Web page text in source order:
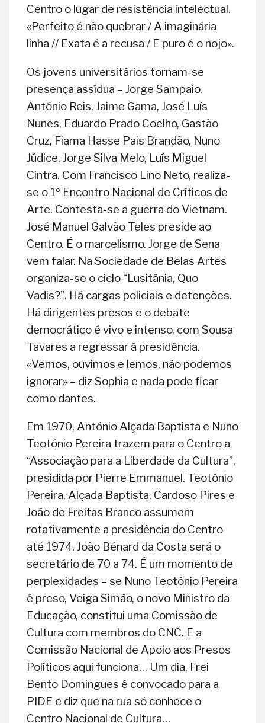
Centro o lugar de resistência intelectual.
«Perfeito é não quebrar / A imaginária
linha // Exata é a recusa / E puro é o nojo».
Os jovens universitários tornam-se
presença assídua – Jorge Sampaio,
António Reis, Jaime Gama, José Luís
Nunes, Eduardo Prado Coelho, Gastão
Cruz, Fiama Hasse Pais Brandão, Nuno
Júdice, Jorge Silva Melo, Luís Miguel
Cintra. Com Francisco Lino Neto, realiza-
se o 1º Encontro Nacional de Críticos de
Arte. Contesta-se a guerra do Vietnam.
José Manuel Galvão Teles preside ao
Centro. É o marcelismo. Jorge de Sena
vem falar. Na Sociedade de Belas Artes
organiza-se o ciclo “Lusitânia, Quo
Vadis?”. Há cargas policiais e detenções.
Há dirigentes presos e o debate
democrático é vivo e intenso, com Sousa
Tavares a regressar à presidência.
«Vemos, ouvimos e lemos, não podemos
ignorar» – diz Sophia e nada pode ficar
como dantes.
Em 1970, António Alçada Baptista e Nuno
Teotónio Pereira trazem para o Centro a
“Associação para a Liberdade da Cultura”,
presidida por Pierre Emmanuel. Teotónio
Pereira, Alçada Baptista, Cardoso Pires e
João de Freitas Branco assumem
rotativamente a presidência do Centro
até 1974. João Bénard da Costa será o
secretário de 70 a 74. É um momento de
perplexidades – se Nuno Teotónio Pereira
é preso, Veiga Simão, o novo Ministro da
Educação, constitui uma Comissão de
Cultura com membros do CNC. E a
Comissão Nacional de Apoio aos Presos
Políticos aqui funciona… Um dia, Frei
Bento Domingues é convocado para a
PIDE e diz que na rua só conhece o
Centro Nacional de Cultura…